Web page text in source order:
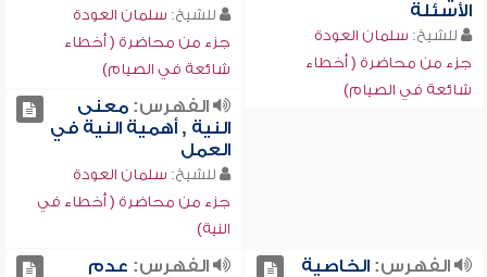
الأسئلة
للشيخ: سلمان العودة
جزء من محاضرة ( أخطاء
شائعة في الصيام)
للشيخ: سلمان العودة
جزء من محاضرة ( أخطاء
شائعة في الصيام)
الفهرس:معنى
النية , أهمية النية في
العمل
للشيخ: سلمان العودة
جزء من محاضرة ( أخطاء في
النية)
الفهرس:الخاصية
الفهرس: عدم